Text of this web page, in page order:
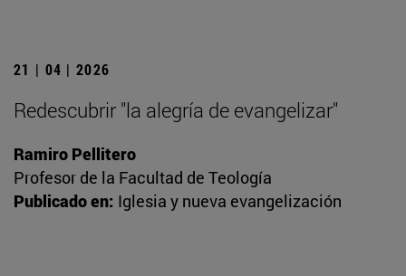
21 | 04 | 2026
Redescubrir "la alegría de evangelizar"
Ramiro Pellitero
Profesor de la Facultad de Teología
Publicado en: Iglesia y nueva evangelización